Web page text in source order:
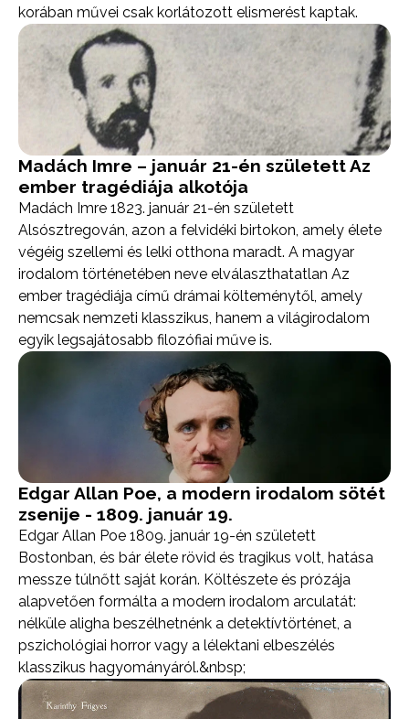
korában művei csak korlátozott elismerést kaptak.
Madách Imre – január 21-én született Az
ember tragédiája alkotója
Madách Imre 1823. január 21-én született
Alsósztregován, azon a felvidéki birtokon, amely élete
végéig szellemi és lelki otthona maradt. A magyar
irodalom történetében neve elválaszthatatlan Az
ember tragédiája című drámai költeménytől, amely
nemcsak nemzeti klasszikus, hanem a világirodalom
egyik legsajátosabb filozófiai műve is.
Edgar Allan Poe, a modern irodalom sötét
zsenije - 1809. január 19.
Edgar Allan Poe 1809. január 19-én született
Bostonban, és bár élete rövid és tragikus volt, hatása
messze túlnőtt saját korán. Költészete és prózája
alapvetően formálta a modern irodalom arculatát:
nélküle aligha beszélhetnénk a detektívtörténet, a
pszichológiai horror vagy a lélektani elbeszélés
klasszikus hagyományáról.&nbsp;